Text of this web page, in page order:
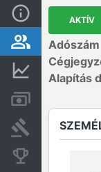
Alap
Személyek
Pénzügyi
Bírósági
AKTÍV
Adószám
Alapítás